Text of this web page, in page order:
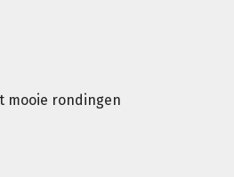
mooie rondingen